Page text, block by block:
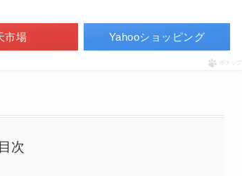
市場 Yahooショッピング
ポチップ
次